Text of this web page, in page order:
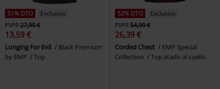
51% DTO
Exclusivo
PVPR27,99 €
13,59 €
Longing For Evil
Black Premium
by EMP
Top
52% DTO
Exclusivo
PVPR54,99 €
26,39 €
Corded Chest
EMP Special
Collection
Top atado al cuello